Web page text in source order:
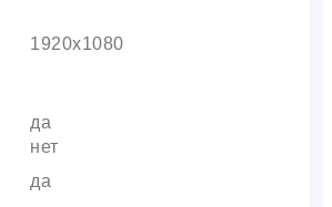
1920х1080
да
нет
да